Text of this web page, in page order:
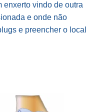
enxerto vindo de outra
e onde não
e preencher o local